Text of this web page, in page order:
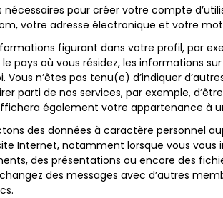
pour créer votre compte
votre adresse électronique et votre
figurant dans votre profil, par
pays où vous résidez, les informations
n’êtes pas tenu(e) d’indiquer
parti de nos services, par exemple,
également votre appartenance à
des données à caractère personnel
Internet, notamment lorsque vous vous
des présentations ou encore des
des messages avec d’autres